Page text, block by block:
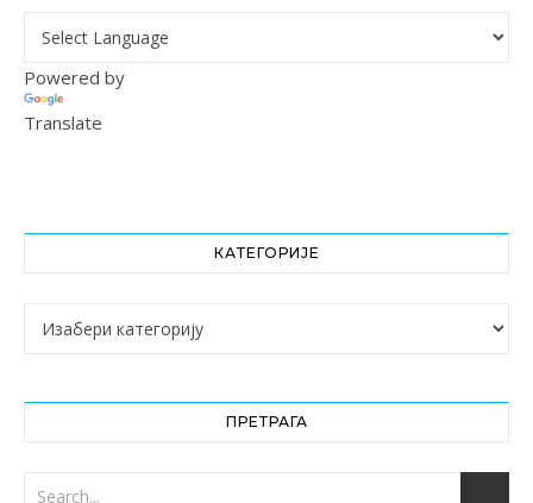
Powered by
Translate
КАТЕГОРИЈЕ
Категорије
ПРЕТРАГА